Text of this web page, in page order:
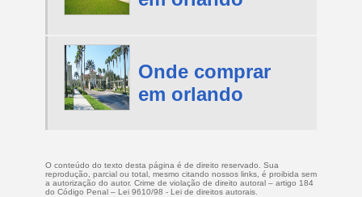
Onde comprar
em orlando
O conteúdo do texto desta página é de direito reservado. Sua
reprodução, parcial ou total, mesmo citando nossos links, é proibida sem
a autorização do autor. Crime de violação de direito autoral – artigo 184
do Código Penal – Lei 9610/98 - Lei de direitos autorais